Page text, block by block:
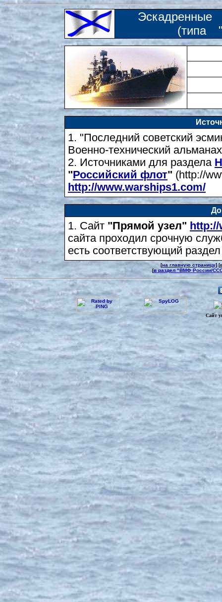
(типа
1. "Последний советский
Военно-технический
2. Источниками для раздела
"Российский флот" (http://
http://www.warships1.com/
1. Сайт "Прямой узел"
сайта проходил срочную
есть соответствующий
[на главную страницу] [
[в раздел "ВМФ России/
Сайт